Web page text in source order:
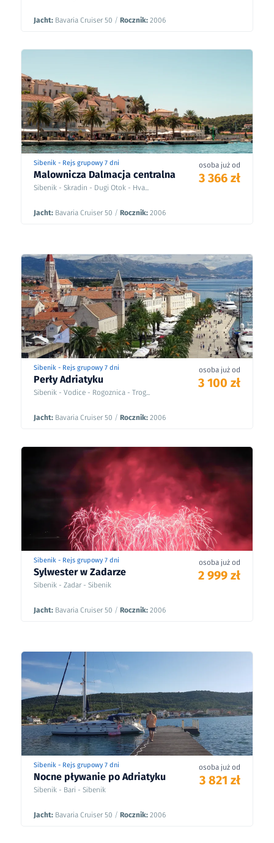
Jacht: Bavaria Cruiser 50 / Rocznik: 2006
Sibenik - Rejs grupowy 7 dni
Malownicza Dalmacja centralna
Sibenik - Skradin - Dugi Otok - Hva...
Jacht: Bavaria Cruiser 50 / Rocznik: 2006
osoba już od
3 366 zł
Sibenik - Rejs grupowy 7 dni
Perły Adriatyku
Sibenik - Vodice - Rogoznica - Trog...
Jacht: Bavaria Cruiser 50 / Rocznik: 2006
osoba już od
3 100 zł
Sibenik - Rejs grupowy 7 dni
Sylwester w Zadarze
Sibenik - Zadar - Sibenik
Jacht: Bavaria Cruiser 50 / Rocznik: 2006
osoba już od
2 999 zł
Sibenik - Rejs grupowy 7 dni
Nocne pływanie po Adriatyku
Sibenik - Bari - Sibenik
Jacht: Bavaria Cruiser 50 / Rocznik: 2006
osoba już od
3 821 zł